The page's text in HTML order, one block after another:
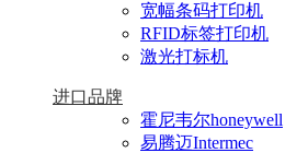
宽幅条码打印机
RFID标签打印机
激光打标机
进口品牌
霍尼韦尔honeywell
易腾迈Intermec